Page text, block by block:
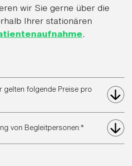
wir Sie gerne über die
Ihrer stationären
gelten folgende Preise pro
von Begleitpersonen:*